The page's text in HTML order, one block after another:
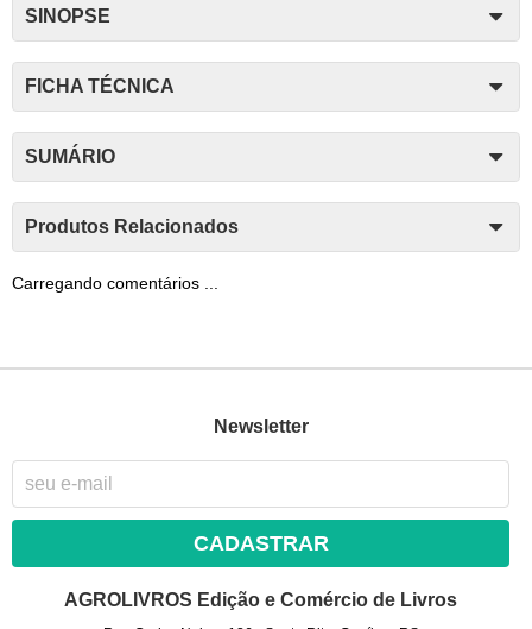
SINOPSE
FICHA TÉCNICA
SUMÁRIO
Produtos Relacionados
Carregando comentários ...
Newsletter
CADASTRAR
AGROLIVROS Edição e Comércio de Livros